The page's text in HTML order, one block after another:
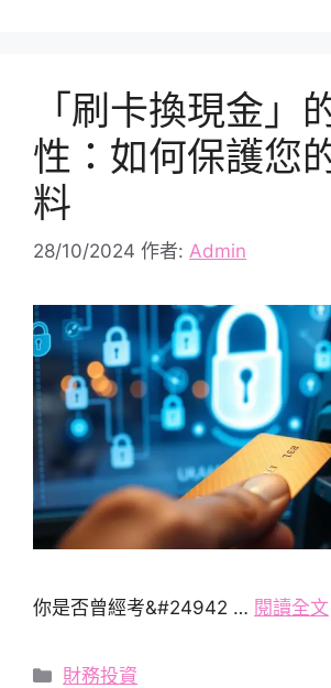
「刷卡換現金」
性：如何保護您
料
28/10/2024 作者: Admin
你是否曾經考&#24942 … 閱讀全文
分
財務投資